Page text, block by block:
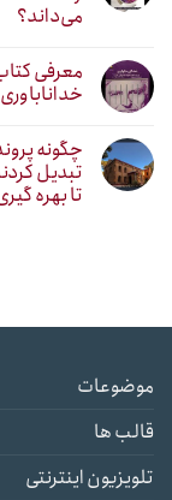
می‌داند؟
معرفی
چگونه
تبدیل
تا بهره
موضوعات
قالب ها
تلویزیون اینترنتی